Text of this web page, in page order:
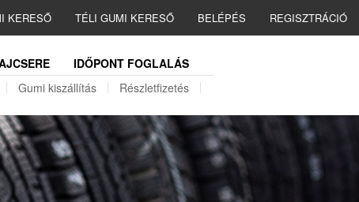
KERESŐ TÉLI GUMI KERESŐ BELÉPÉS REGISZTRÁCIÓ
IDŐPONT FOGLALÁS
Gumi kiszállítás Részletfizetés